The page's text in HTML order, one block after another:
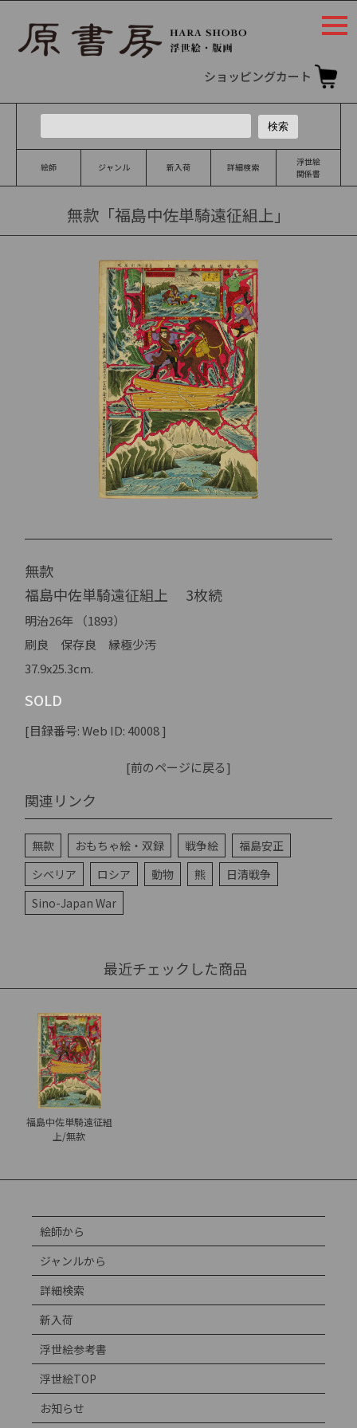
ショッピングカート
絵師 ジャンル 新入荷 詳細検索
浮世絵
関係書
無款「福島中佐単騎遠征組上」
無款
福島中佐単騎遠征組上 3枚続
明治26年 （1893）
刷良 保存良 縁極少汚
37.9x25.3cm.
SOLD
[目録番号: Web ID: 40008 ]
[前のページに戻る]
関連リンク
無款 おもちゃ絵・双録 戦争絵
福島安正
シベリア
ロシア 動物 熊
日清戦争
Sino-Japan War
最近チェックした商品
福島中佐単騎遠征組
上/無款
絵師から
ジャンルから
詳細検索
新入荷
浮世絵参考書
浮世絵TOP
お知らせ